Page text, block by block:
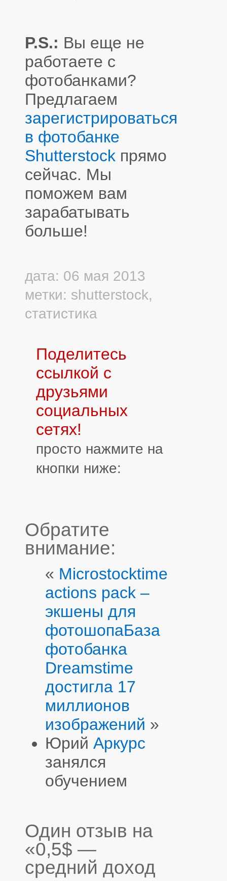
P.S.: Вы еще не
работаете с
фотобанками?
Предлагаем
зарегистрироваться
в фотобанке
Shutterstock прямо
сейчас. Мы
поможем вам
зарабатывать
больше!
дата: 06 мая 2013
метки: shutterstock,
статистика
Поделитесь
ссылкой с
друзьями
социальных
сетях!
просто нажмите на
кнопки ниже:
Обратите
внимание:
« Microstocktime
actions pack –
экшены для
фотошопаБаза
фотобанка
Dreamstime
достигла 17
миллионов
изображений »
Юрий Аркурс
занялся
обучением
Один отзыв на
«0,5$ —
средний доход